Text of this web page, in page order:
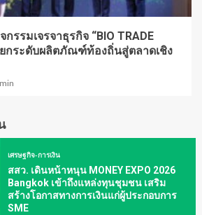
กรรมเจรจาธุรกิจ “BIO TRADE
ยกระดับผลิตภัณฑ์ท้องถิ่นสู่ตลาดเชิง
เศรษฐกิจ-การเงิน
สสว. เดินหน้าหนุน MONEY EXPO 2026
Bangkok เข้าถึงแหล่งทุนชุมชน เสริม
สร้างโอกาสทางการเงินแก่ผู้ประกอบการ
SME